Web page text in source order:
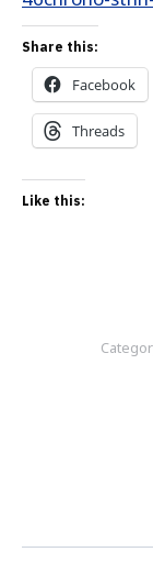
Share this:
Facebook
Threads
Like this: